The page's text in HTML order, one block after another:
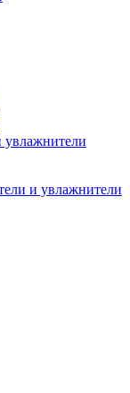
увлажнители
и увлажнители